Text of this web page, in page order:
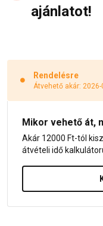
ajánlatot!
Rendelésre
Átvehető akár: 2026-
Mikor vehető át,
Akár 12000 Ft-tól
átvételi idő